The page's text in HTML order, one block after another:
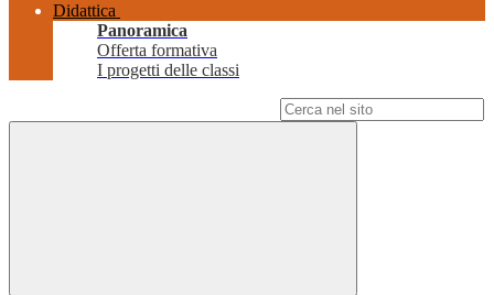
Didattica
Panoramica
Offerta formativa
I progetti delle classi